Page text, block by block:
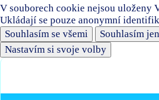
V souborech cookie nejsou uloženy
Ukládají se pouze anonymní
Souhlasím se všemi
Souhlasím
Nastavím si svoje volby